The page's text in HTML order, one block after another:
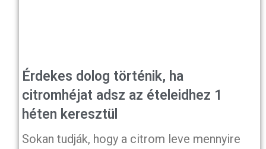
Érdekes dolog történik, ha
citromhéjat adsz az ételeidhez 1
héten keresztül
Sokan tudják, hogy a citrom leve mennyire